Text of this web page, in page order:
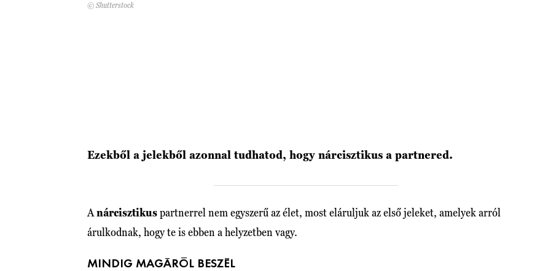
© Shutterstock
Ezekből a jelekből azonnal tudhatod, hogy nárcisztikus a partnered.
Anárcisztikuspartnerrel nem egyszerű az élet, most eláruljuk az első jeleket, amelyek arról
árulkodnak, hogy te is ebben a helyzetben vagy.
MINDIG MAGÁRÓL BESZÉL